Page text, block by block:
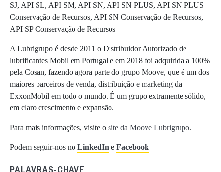
SJ, API SL, API SM, API SN, API SN PLUS, API SN PLUS
Conservação de Recursos, API SN Conservação de Recursos,
API SP Conservação de Recursos
A Lubrigrupo é desde 2011 o Distribuidor Autorizado de
lubrificantes Mobil em Portugal e em 2018 foi adquirida a 100%
pela Cosan, fazendo agora parte do grupo Moove, que é um dos
maiores parceiros de venda, distribuição e marketing da
ExxonMobil em todo o mundo. É um grupo extramente sólido,
em claro crescimento e expansão.
Para mais informações, visite o site da Moove Lubrigrupo.
Podem seguir-nos no LinkedIn e Facebook
PALAVRAS-CHAVE